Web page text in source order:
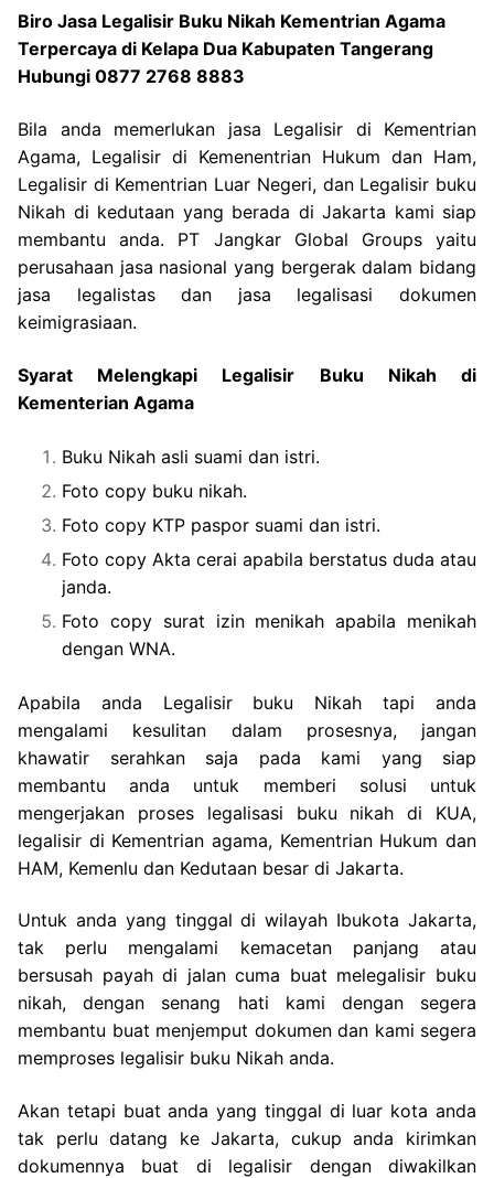
Biro Jasa Legalisir Buku Nikah Kementrian Agama
Terpercaya di Kelapa Dua Kabupaten Tangerang
Hubungi 0877 2768 8883
Bila anda memerlukan jasa Legalisir di Kementrian
Agama, Legalisir di Kemenentrian Hukum dan Ham,
Legalisir di Kementrian Luar Negeri, dan Legalisir buku
Nikah di kedutaan yang berada di Jakarta kami siap
membantu anda. PT Jangkar Global Groups yaitu
perusahaan jasa nasional yang bergerak dalam bidang
jasa legalistas dan jasa legalisasi dokumen
keimigrasiaan.
Syarat Melengkapi Legalisir Buku Nikah di
Kementerian Agama
Buku Nikah asli suami dan istri.
Foto copy buku nikah.
Foto copy KTP paspor suami dan istri.
Foto copy Akta cerai apabila berstatus duda atau
janda.
Foto copy surat izin menikah apabila menikah
dengan WNA.
Apabila anda Legalisir buku Nikah tapi anda
mengalami kesulitan dalam prosesnya, jangan
khawatir serahkan saja pada kami yang siap
membantu anda untuk memberi solusi untuk
mengerjakan proses legalisasi buku nikah di KUA,
legalisir di Kementrian agama, Kementrian Hukum dan
HAM, Kemenlu dan Kedutaan besar di Jakarta.
Untuk anda yang tinggal di wilayah Ibukota Jakarta,
tak perlu mengalami kemacetan panjang atau
bersusah payah di jalan cuma buat melegalisir buku
nikah, dengan senang hati kami dengan segera
membantu buat menjemput dokumen dan kami segera
memproses legalisir buku Nikah anda.
Akan tetapi buat anda yang tinggal di luar kota anda
tak perlu datang ke Jakarta, cukup anda kirimkan
dokumennya buat di legalisir dengan diwakilkan